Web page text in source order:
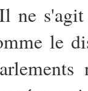
ne
le